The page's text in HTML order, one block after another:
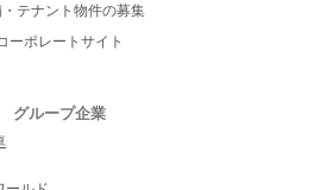
・テナント物件の募集
ーポレートサイト
グループ企業